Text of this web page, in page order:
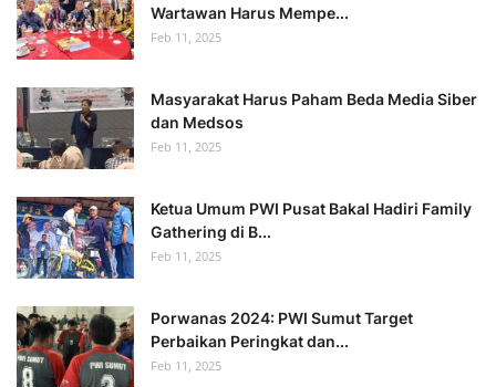
Wartawan Harus Mempe...
Feb 11, 2025
Masyarakat Harus Paham Beda Media Siber
dan Medsos
Feb 11, 2025
Ketua Umum PWI Pusat Bakal Hadiri Family
Gathering di B...
Feb 11, 2025
Porwanas 2024: PWI Sumut Target
Perbaikan Peringkat dan...
Feb 11, 2025